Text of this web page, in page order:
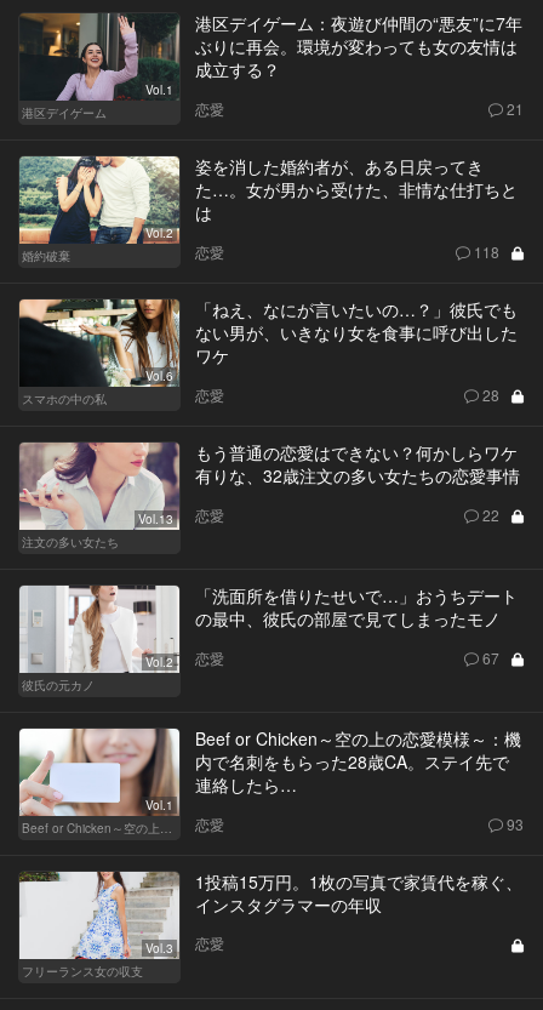
Vol.1
港区デイゲーム
港区デイゲーム：夜遊び仲間の“悪友”に7年
ぶりに再会。環境が変わっても女の友情は
成立する？
恋愛 21
Vol.2
婚約破棄
姿を消した婚約者が、ある日戻ってき
た…。女が男から受けた、非情な仕打ちと
は
恋愛 118
Vol.6
スマホの中の私
「ねえ、なにが言いたいの…？」彼氏でも
ない男が、いきなり女を食事に呼び出した
ワケ
恋愛 28
Vol.13
注文の多い女たち
もう普通の恋愛はできない？何かしらワケ
有りな、32歳注文の多い女たちの恋愛事情
恋愛 22
Vol.2
彼氏の元カノ
「洗面所を借りたせいで…」おうちデート
の最中、彼氏の部屋で見てしまったモノ
恋愛 67
Vol.1
Beef or Chicken～空の上の恋愛模様～：機
内で名刺をもらった28歳CA。ステイ先で
連絡したら…
恋愛 93
Vol.3
フリーランス女の収支
1投稿15万円。1枚の写真で家賃代を稼ぐ、
インスタグラマーの年収
恋愛